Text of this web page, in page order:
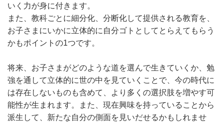
いく力が身に付きます。
また、教科ごとに細分化、分断化して提供される教育を、
お子さまにいかに立体的に自分ゴトとしてとらえてもらう
かもポイントの1つです。
将来、お子さまがどのような道を選んで生きていくか、勉
強を通して立体的に世の中を見ていくことで、今の時代に
は存在しないものも含めて、より多くの選択肢を増やす可
能性が生まれます。また、現在興味を持っていることから
派生して、新たな自分の側面を見いだせるかもしれませ